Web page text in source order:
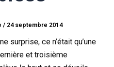
/ 24 septembre 2014
surprise, ce n’était qu’une
et troisième